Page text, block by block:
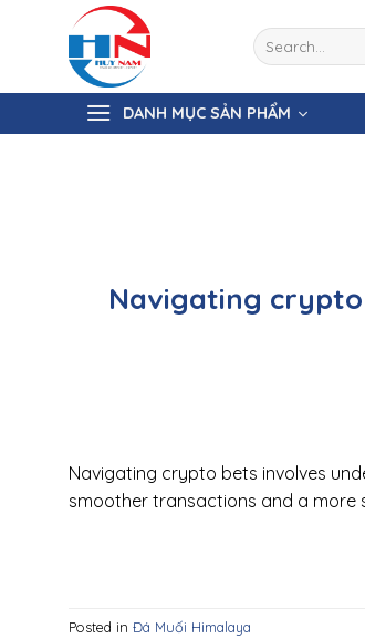
Search
for:
DANH MỤC SẢN PHẨM
Navigating crypto
Navigating crypto bets involves
smoother transactions and a more
Posted in Đá Muối Himalaya